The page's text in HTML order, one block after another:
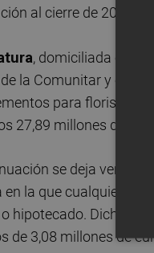
al cierre de 2016
, domiciliada en el
la Comunitar y el
para floristería
27,89 millones de
se deja ver el
en la que cualquier
hipotecado. Dicha
de 3,08 millones de